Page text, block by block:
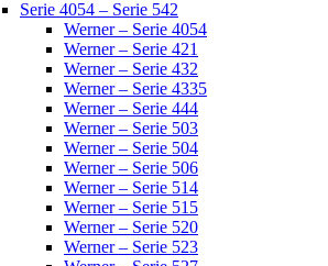
Serie 4054 – Serie 542
Werner – Serie 4054
Werner – Serie 421
Werner – Serie 432
Werner – Serie 4335
Werner – Serie 444
Werner – Serie 503
Werner – Serie 504
Werner – Serie 506
Werner – Serie 514
Werner – Serie 515
Werner – Serie 520
Werner – Serie 523